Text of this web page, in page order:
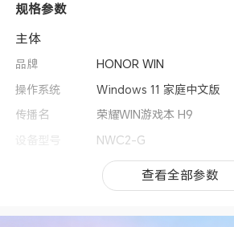
规格参数
主体
品牌
HONOR WIN
操作系统
Windows 11 家庭中文版
传播名
荣耀WIN游戏本 H9
设备型号
NWC2-G
笔记本电脑
354.08mm× 267.9mm ×
机身重量
约2.34.kg
查看全部参数
查看全部参数